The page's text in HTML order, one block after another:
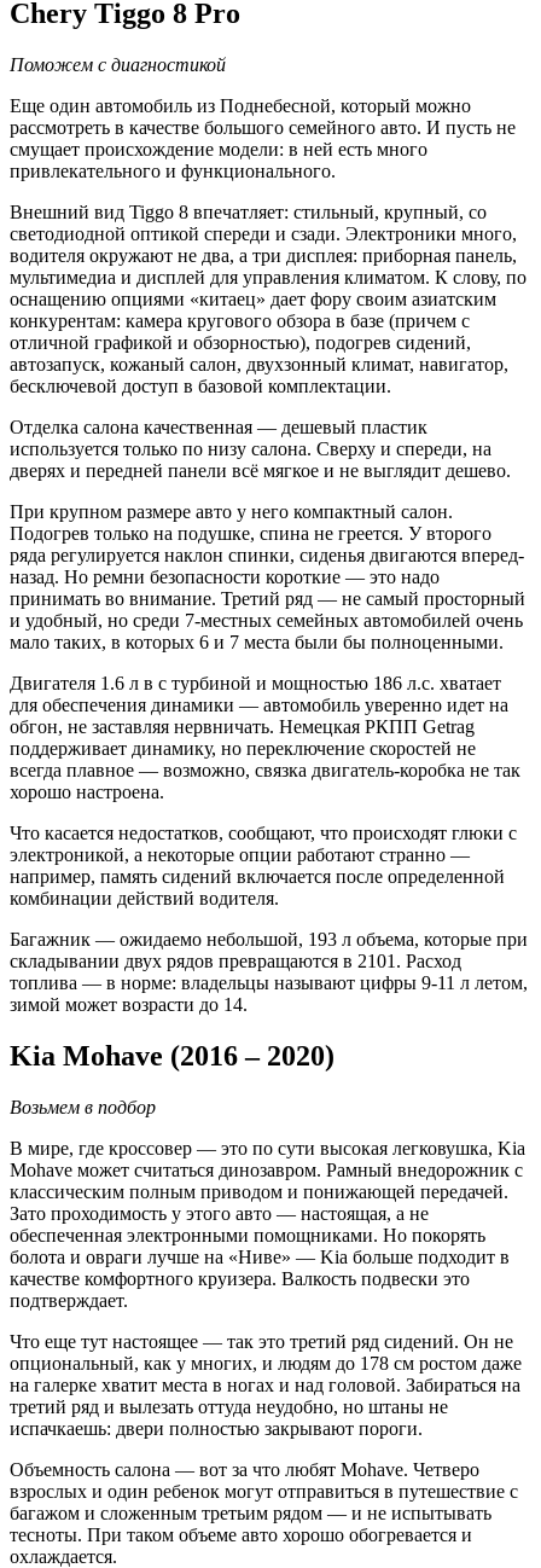
Chery Tiggo 8 Pro
Поможем с диагностикой
Еще один автомобиль из Поднебесной, который можно
рассмотреть в качестве большого семейного авто. И пусть не
смущает происхождение модели: в ней есть много
привлекательного и функционального.
Внешний вид Tiggo 8 впечатляет: стильный, крупный, со
светодиодной оптикой спереди и сзади. Электроники много,
водителя окружают не два, а три дисплея: приборная панель,
мультимедиа и дисплей для управления климатом. К слову, по
оснащению опциями «китаец» дает фору своим азиатским
конкурентам: камера кругового обзора в базе (причем с
отличной графикой и обзорностью), подогрев сидений,
автозапуск, кожаный салон, двухзонный климат, навигатор,
бесключевой доступ в базовой комплектации.
Отделка салона качественная — дешевый пластик
используется только по низу салона. Сверху и спереди, на
дверях и передней панели всё мягкое и не выглядит дешево.
При крупном размере авто у него компактный салон.
Подогрев только на подушке, спина не греется. У второго
ряда регулируется наклон спинки, сиденья двигаются вперед-
назад. Но ремни безопасности короткие — это надо
принимать во внимание. Третий ряд — не самый просторный
и удобный, но среди 7-местных семейных автомобилей очень
мало таких, в которых 6 и 7 места были бы полноценными.
Двигателя 1.6 л в с турбиной и мощностью 186 л.с. хватает
для обеспечения динамики — автомобиль уверенно идет на
обгон, не заставляя нервничать. Немецкая РКПП Getrag
поддерживает динамику, но переключение скоростей не
всегда плавное — возможно, связка двигатель-коробка не так
хорошо настроена.
Что касается недостатков, сообщают, что происходят глюки с
электроникой, а некоторые опции работают странно —
например, память сидений включается после определенной
комбинации действий водителя.
Багажник — ожидаемо небольшой, 193 л объема, которые при
складывании двух рядов превращаются в 2101. Расход
топлива — в норме: владельцы называют цифры 9-11 л летом,
зимой может возрасти до 14.
Kia Mohave (2016 – 2020)
Возьмем в подбор
В мире, где кроссовер — это по сути высокая легковушка, Kia
Mohave может считаться динозавром. Рамный внедорожник с
классическим полным приводом и понижающей передачей.
Зато проходимость у этого авто — настоящая, а не
обеспеченная электронными помощниками. Но покорять
болота и овраги лучше на «Ниве» — Kia больше подходит в
качестве комфортного круизера. Валкость подвески это
подтверждает.
Что еще тут настоящее — так это третий ряд сидений. Он не
опциональный, как у многих, и людям до 178 см ростом даже
на галерке хватит места в ногах и над головой. Забираться на
третий ряд и вылезать оттуда неудобно, но штаны не
испачкаешь: двери полностью закрывают пороги.
Объемность салона — вот за что любят Mohave. Четверо
взрослых и один ребенок могут отправиться в путешествие с
багажом и сложенным третьим рядом — и не испытывать
тесноты. При таком объеме авто хорошо обогревается и
охлаждается.